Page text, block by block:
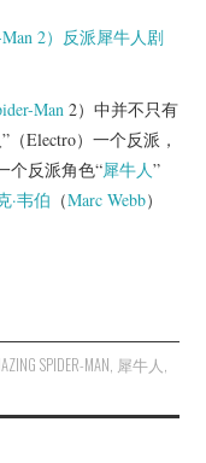
Man 2）中并不只有
（Electro）一个反派，
个反派角色“犀牛人”
·韦伯 （Marc Webb）
SPIDER-MAN, 犀牛人,